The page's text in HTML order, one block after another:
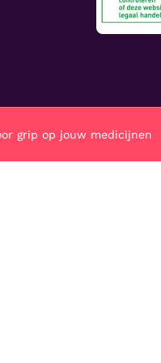
grip op jouw medicijnen